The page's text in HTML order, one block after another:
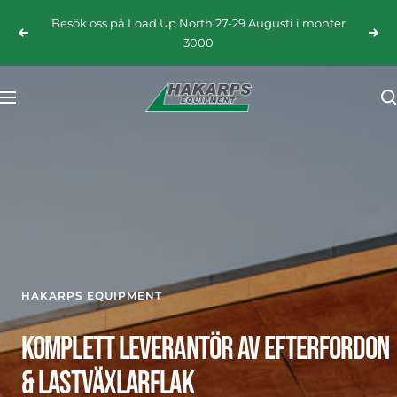
Föregående
Besök oss på Load Up North 27-29 Augusti i monter
3000
Navigering
HAKARPS
HAKARPS EQUIPMENT
KOMPLETT LEVERANTÖR AV EFTERFORDON
& LASTVÄXLARFLAK